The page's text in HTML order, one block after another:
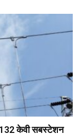
132 केवी सबस्टेशन